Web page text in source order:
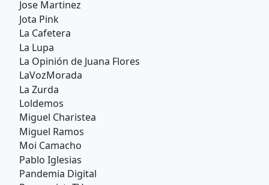
Jose Martinez
Jota Pink
La Cafetera
La Lupa
La Opinión de Juana Flores
LaVozMorada
La Zurda
Loldemos
Miguel Charistea
Miguel Ramos
Moi Camacho
Pablo Iglesias
Pandemia Digital